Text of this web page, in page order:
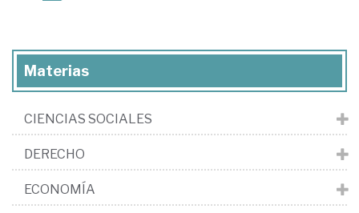
Materias
CIENCIAS SOCIALES
DERECHO
ECONOMÍA